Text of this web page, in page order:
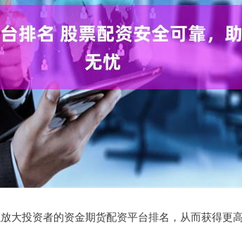
大投资者的资金期货配资平台排名，从而获得更